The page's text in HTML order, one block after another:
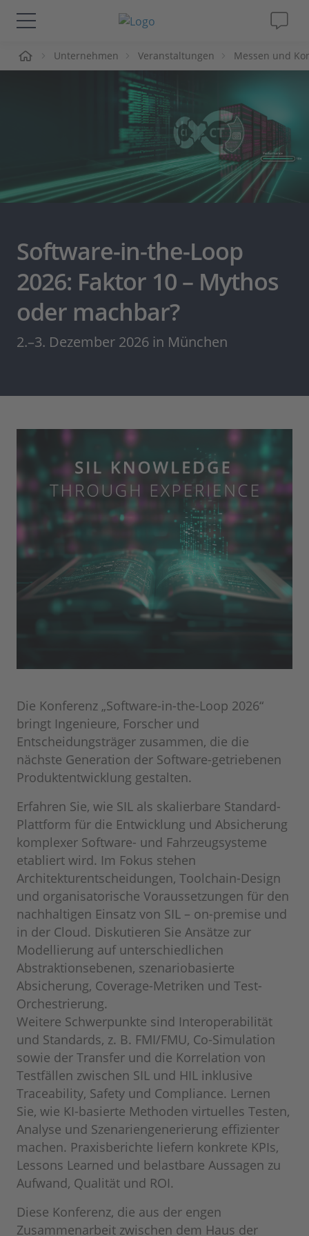
Lösungen & Produkte
Magazin
Karriere
Unternehmen Veranstaltungen Messen und
Software-in-the-Loop
2026: Faktor 10 – Mythos
oder machbar?
2.–3. Dezember 2026 in München
Die Konferenz „Software-in-the-Loop 2026“
bringt Ingenieure, Forscher und
Entscheidungsträger zusammen, die die
nächste Generation der Software-getriebenen
Produktentwicklung gestalten.
Erfahren Sie, wie SIL als skalierbare Standard‐
Plattform für die Entwicklung und Absicherung
komplexer Software‐ und Fahrzeugsysteme
etabliert wird. Im Fokus stehen
Architekturentscheidungen, Toolchain‐Design
und organisatorische Voraussetzungen für den
nachhaltigen Einsatz von SIL – on-premise und
in der Cloud. Diskutieren Sie Ansätze zur
Modellierung auf unterschiedlichen
Abstraktionsebenen, szenariobasierte
Absicherung, Coverage‐Metriken und Test‐
Orchestrierung.
Weitere Schwerpunkte sind Interoperabilität
und Standards, z. B. FMI/FMU, Co‐Simulation
sowie der Transfer und die Korrelation von
Testfällen zwischen SIL und HIL inklusive
Traceability, Safety und Compliance. Lernen
Sie, wie KI‐basierte Methoden virtuelles Testen,
Analyse und Szenariengenerierung effizienter
machen. Praxisberichte liefern konkrete KPIs,
Lessons Learned und belastbare Aussagen zu
Aufwand, Qualität und ROI.
Diese Konferenz, die aus der engen
Zusammenarbeit zwischen dem Haus der